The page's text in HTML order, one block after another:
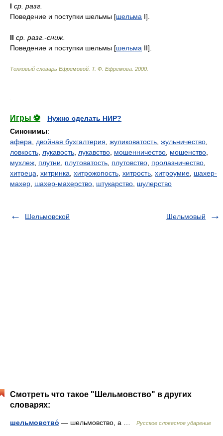
I ср. разг.
Поведение и поступки шельмы [шельма I].
II ср. разг.-сниж.
Поведение и поступки шельмы [шельма II].
Толковый словарь Ефремовой Т. Ф. Ефремова. 2000
Игры ⚽
Нужно сделать НИР?
Синонимы:
афера
двойная бухгалтерия жуликоватость жульничество
ловкость лукавость лукавство мошенничество мошенство
мухлеж плутни плутоватость плутовство пролазничество
хитреца хитринка хитрожопость хитрость хитроумие шахер-
махер шахер-махерство штукарство шулерство
Шельмовской Шельмовый
Смотреть что такое "Шельмовство" в других
словарях:
шельмовство́ — шельмовство, а … Русское словесное ударение